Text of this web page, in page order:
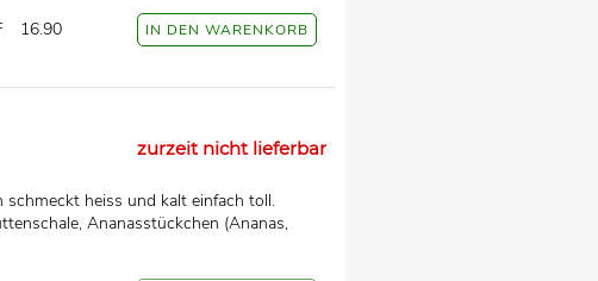
16.90
zurzeit nicht lieferbar
heiss und kalt einfach toll.
Ananasstückchen (Ananas,